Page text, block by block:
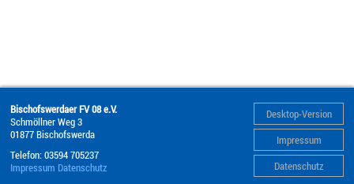
Desktop-Version
Impressum
Datenschutz
Bischofswerdaer FV 08 e.V.
Schmöllner Weg 3
01877 Bischofswerda
Telefon:03594 705237
Impressum Datenschutz